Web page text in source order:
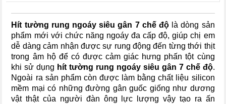
Hít tường rung ngoáy siêu gân 7 chế độlà dòng sản
phẩm mới với chức năng ngoáy đa cấp độ, giúp chị em
dễ dàng cảm nhận được sự rung động đến từng thới thịt
trong âm hộ để có được cảm giác hưng phấn tột cùng
khi sử dụng hít tường rung ngoáy siêu gân 7 chế độ.
Ngoài ra sản phẩm còn được làm bằng chất liệu silicon
mềm mại có những đường gân guốc giống như dương
vật thật của người đàn ông lực lượng vậy tạo ra ấn